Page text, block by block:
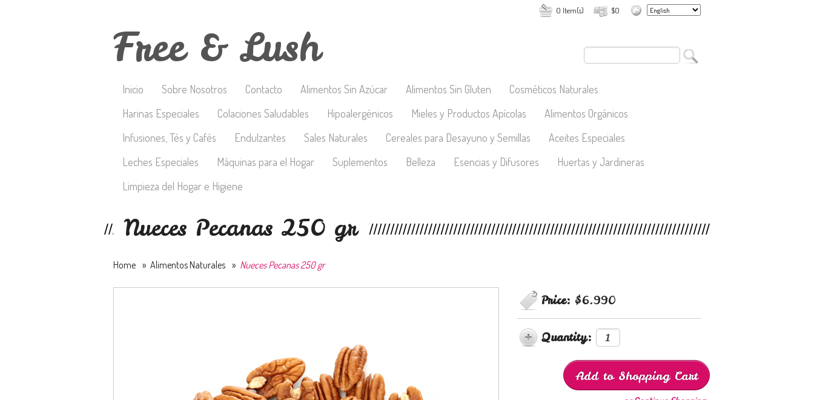
$0
0 Item(s)
Free & Lush
Inicio Sobre Nosotros Contacto Alimentos Sin Azúcar Alimentos Sin Gluten
Cosméticos Naturales
Harinas Especiales
Colaciones Saludables Hipoalergénicos Mieles y Productos Apícolas
Alimentos Orgánicos
Infusiones, Tés y Cafés
Endulzantes Sales Naturales Cereales para Desayuno y Semillas
Aceites Especiales
Leches Especiales
Máquinas para el Hogar Suplementos Belleza Esencias y Difusores
Huertas y Jardineras
Limpieza del Hogar e Higiene
Nueces Pecanas 250 gr
Home » Alimentos Naturales » Nueces Pecanas 250 gr
Price: $6.990
Quantity: